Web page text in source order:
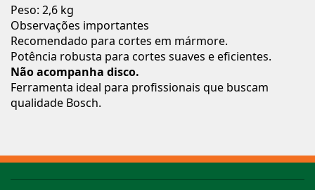
Peso: 2,6 kg
Observações importantes
Recomendado para cortes em mármore.
Potência robusta para cortes suaves e eficientes.
Não acompanha disco.
Ferramenta ideal para profissionais que buscam
qualidade Bosch.